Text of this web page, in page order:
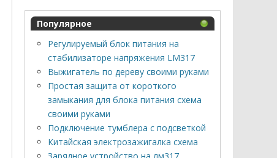
Популярное
Регулируемый блок питания на
стабилизаторе напряжения LM317
Выжигатель по дереву своими руками
Простая защита от короткого
замыкания для блока питания схема
своими руками
Подключение тумблера с подсветкой
Китайская электрозажигалка схема
Зарядное устройство на лм317